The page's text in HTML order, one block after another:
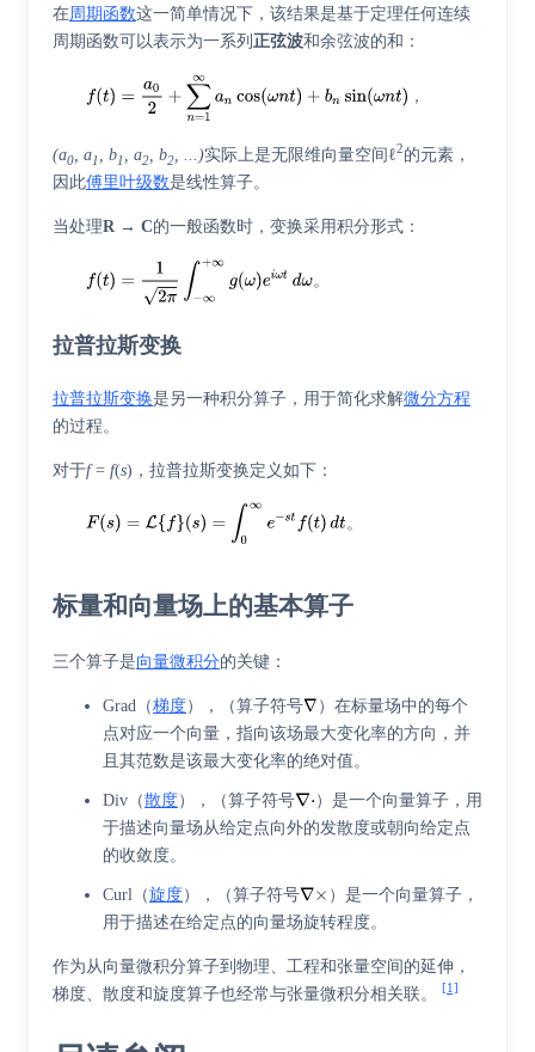
在周期函数这一简单情况下，该结果是基于定理任何连续
周期函数可以表示为一系列 正弦波和余弦波的和：
，
(a0, a1 , b1 , a2, b2, ...)实际上是无限维向量空间ℓ2的元素，
因此傅里叶级数是线性算子。
当处理R → C的一般函数时，变换采用积分形式：
。
拉普拉斯变换
拉普拉斯变换是另一种积分算子，用于简化求解微分方程
的过程。
对于f= f(s)，拉普拉斯变换定义如下：
。
标量和向量场上的基本算子
三个算子是向量微积分的关键：
Grad（梯度），（算子符号
）在标量场中的每个
点对应一个向量，指向该场最大变化率的方向，并
且其范数是该最大变化率的绝对值。
Div（散度），（算子符号
）是一个向量算子，用
于描述向量场从给定点向外的发散度或朝向给定点
的收敛度。
Curl（旋度），（算子符号
）是一个向量算子，
用于描述在给定点的向量场旋转程度。
作为从向量微积分算子到物理、工程和张量空间的延伸，
梯度、散度和旋度算子也经常与张量微积分相关联。 [1]